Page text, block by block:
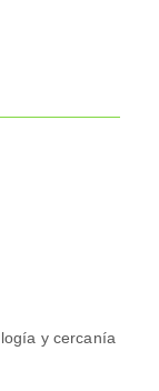
y cercanía